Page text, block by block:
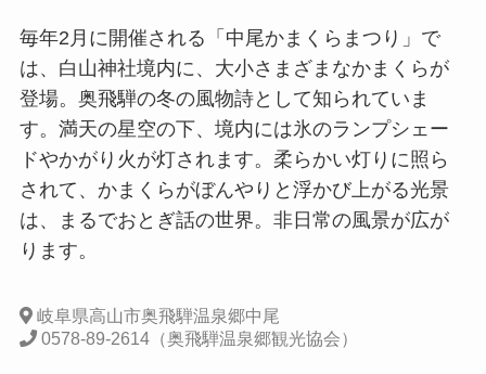
毎年2月に開催される「中尾かまくらまつり」で
は、白山神社境内に、大小さまざまなかまくらが
登場。奥飛騨の冬の風物詩として知られていま
す。満天の星空の下、境内には氷のランプシェー
ドやかがり火が灯されます。柔らかい灯りに照ら
されて、かまくらがぼんやりと浮かび上がる光景
は、まるでおとぎ話の世界。非日常の風景が広が
ります。
岐阜県高山市奥飛騨温泉郷中尾
0578-89-2614（奥飛騨温泉郷観光協会）